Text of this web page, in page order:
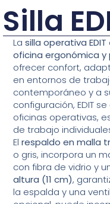
Silla
Lasilla operativa EDIT
oficina ergonómica y
ofrecer confort,
en entornos de
contemporáneo y a
configuración, EDIT
oficinas operativas,
de trabajo
Elrespaldo en malla
o gris, incorpora un
con fibra de vidrio y
altura (11 cm),
la espalda y una